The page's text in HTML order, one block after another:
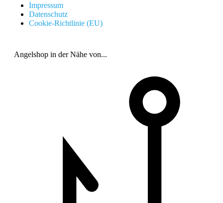
Impressum
Datenschutz
Cookie-Richtlinie (EU)
Angelshop in der Nähe von...